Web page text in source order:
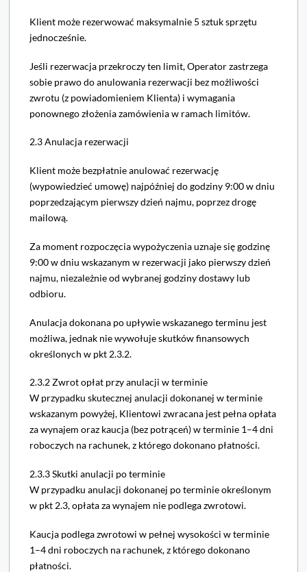
Klient może rezerwować maksymalnie 5 sztuk sprzętu
jednocześnie.
Jeśli rezerwacja przekroczy ten limit, Operator zastrzega
sobie prawo do anulowania rezerwacji bez możliwości
zwrotu (z powiadomieniem Klienta) i wymagania
ponownego złożenia zamówienia w ramach limitów.
2.3 Anulacja rezerwacji
Klient może bezpłatnie anulować rezerwację
(wypowiedzieć umowę) najpóźniej do godziny 9:00 w dniu
poprzedzającym pierwszy dzień najmu, poprzez drogę
mailową.
Za moment rozpoczęcia wypożyczenia uznaje się godzinę
9:00 w dniu wskazanym w rezerwacji jako pierwszy dzień
najmu, niezależnie od wybranej godziny dostawy lub
odbioru.
Anulacja dokonana po upływie wskazanego terminu jest
możliwa, jednak nie wywołuje skutków finansowych
określonych w pkt 2.3.2.
2.3.2 Zwrot opłat przy anulacji w terminie
W przypadku skutecznej anulacji dokonanej w terminie
wskazanym powyżej, Klientowi zwracana jest pełna opłata
za wynajem oraz kaucja (bez potrąceń) w terminie 1–4 dni
roboczych na rachunek, z którego dokonano płatności.
2.3.3 Skutki anulacji po terminie
W przypadku anulacji dokonanej po terminie określonym
w pkt 2.3, opłata za wynajem nie podlega zwrotowi.
Kaucja podlega zwrotowi w pełnej wysokości w terminie
1–4 dni roboczych na rachunek, z którego dokonano
płatności.